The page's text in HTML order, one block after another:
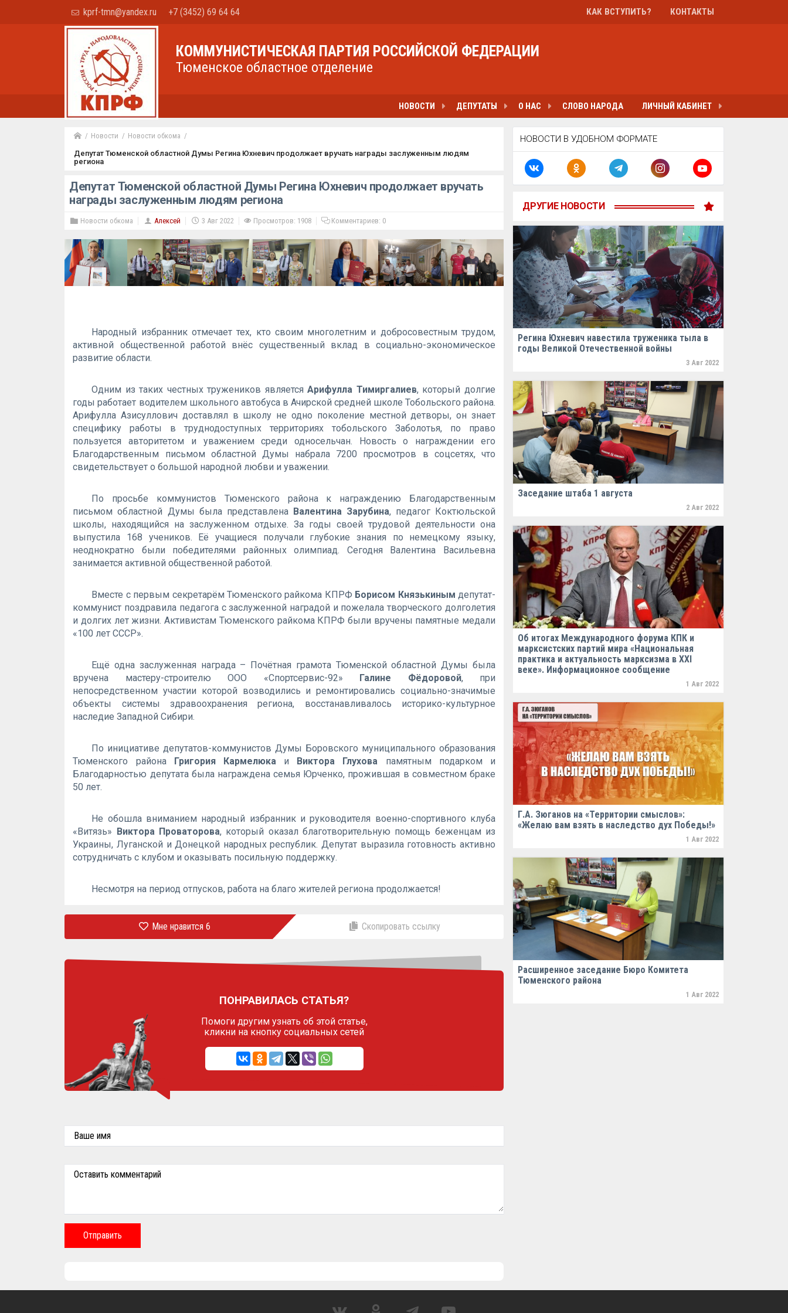
kprf-tmn@yandex.ru +7 (3452) 69 64 64 КАК ВСТУПИТЬ? КОНТАКТЫ
КОММУНИСТИЧЕСКАЯ ПАРТИЯ РОССИЙСКОЙ ФЕДЕРАЦИИ
Тюменское областное отделение
НОВОСТИ ДЕПУТАТЫ О НАС СЛОВО НАРОДА ЛИЧНЫЙ КАБИНЕТ
Новости
Новости обкома
Депутат Тюменской областной Думы Регина Юхневич продолжает вручать награды заслуженным людям
региона
Депутат Тюменской областной Думы Регина Юхневич продолжает вручать
награды заслуженным людям региона
Новости обкома Алексей 3 Авг 2022 Просмотров: 1908 Комментариев: 0
Народный избранник отмечает тех, кто своим многолетним и добросовестным трудом,
активной общественной работой внёс существенный вклад в социально-экономическое
развитие области.
Одним из таких честных тружеников являетсяАрифулла Тимиргалиев, который долгие
годы работает водителем школьного автобуса в Ачирской средней школе Тобольского района.
Арифулла Азисуллович доставлял в школу не одно поколение местной детворы, он знает
специфику работы в труднодоступных территориях тобольского Заболотья, по право
пользуется авторитетом и уважением среди односельчан. Новость о награждении его
Благодарственным письмом областной Думы набрала 7200 просмотров в соцсетях, что
свидетельствует о большой народной любви и уважении.
По просьбе коммунистов Тюменского района к награждению Благодарственным
письмом областной Думы была представлена Валентина Зарубина, педагог Коктюльской
школы, находящийся на заслуженном отдыхе. За годы своей трудовой деятельности она
выпустила 168 учеников. Её учащиеся получали глубокие знания по немецкому языку,
неоднократно были победителями районных олимпиад. Сегодня Валентина Васильевна
занимается активной общественной работой.
Вместе с первым секретарём Тюменского райкома КПРФ Борисом Князькиным депутат-
коммунист поздравила педагога с заслуженной наградой и пожелала творческого долголетия
и долгих лет жизни. Активистам Тюменского райкома КПРФ были вручены памятные медали
«100 лет СССР».
Ещё одна заслуженная награда – Почётная грамота Тюменской областной Думы была
вручена мастеру-строителю ООО «Спортсервис-92» Галине Фёдоровой, при
непосредственном участии которой возводились и ремонтировались социально-значимые
объекты системы здравоохранения региона, восстанавливалось историко-культурное
наследие Западной Сибири.
По инициативе депутатов-коммунистов Думы Боровского муниципального образования
Тюменского района Григория Кармелюкаи Виктора Глухова памятным подарком и
Благодарностью депутата была награждена семья Юрченко, прожившая в совместном браке
50 лет.
Не обошла вниманием народный избранник и руководителя военно-спортивного клуба
«Витязь» Виктора Проваторова, который оказал благотворительную помощь беженцам из
Украины, Луганской и Донецкой народных республик. Депутат выразила готовность активно
сотрудничать с клубом и оказывать посильную поддержку.
Несмотря на период отпусков, работа на благо жителей региона продолжается!
Мне нравится6 Скопировать ссылку
ПОНРАВИЛАСЬ СТАТЬЯ?
Помоги другим узнать об этой статье,
кликни на кнопку социальных сетей
Ваше имя
Оставить комментарий
Отправить
НОВОСТИ В УДОБНОМ ФОРМАТЕ
ДРУГИЕ НОВОСТИ
Регина Юхневич навестила труженика тыла в
годы Великой Отечественной войны
3 Авг 2022
Заседание штаба 1 августа
2 Авг 2022
Об итогах Международного форума КПК и
марксистских партий мира «Национальная
практика и актуальность марксизма в XXI
веке». Информационное сообщение
1 Авг 2022
Г.А. Зюганов на «Территории смыслов»:
«Желаю вам взять в наследство дух Победы!»
1 Авг 2022
Расширенное заседание Бюро Комитета
Тюменского района
1 Авг 2022